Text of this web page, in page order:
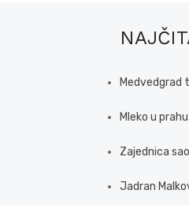
Medvedgrad
Mleko u
Zajednica
Jadran